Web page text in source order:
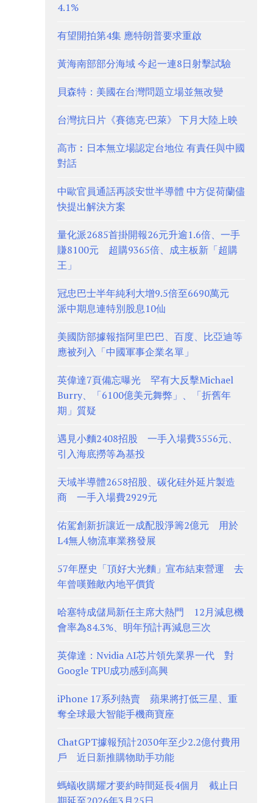
4.1%
有望開拍第4集 應特朗普要求重啟
黃海南部部分海域 今起一連8日射擊試驗
貝森特：美國在台灣問題立場並無改變
台灣抗日片《賽德克·巴萊》 下月大陸上映
高市︰日本無立場認定台地位 有責任與中國
對話
中歐官員通話再談安世半導體 中方促荷蘭儘
快提出解決方案
量化派2685首掛開報26元升逾1.6倍、一手
賺8100元 超購9365倍、成主板新「超購
王」
冠忠巴士半年純利大增9.5倍至6690萬元
派中期息連特別股息10仙
美國防部據報指阿里巴巴、百度、比亞迪等
應被列入「中國軍事企業名單」
英偉達7頁備忘曝光 罕有大反擊Michael
Burry、「6100億美元舞弊」、「折舊年
期」質疑
遇見小麵2408招股 一手入場費3556元、
引入海底撈等為基投
天域半導體2658招股、碳化硅外延片製造
商 一手入場費2929元
佑駕創新折讓近一成配股淨籌2億元 用於
L4無人物流車業務發展
57年歷史「頂好大光麵」宣布結束營運 去
年曾嘆難敵內地平價貨
哈塞特成儲局新任主席大熱門 12月減息機
會率為84.3%、明年預計再減息三次
英偉達：Nvidia AI芯片領先業界一代 對
Google TPU成功感到高興
iPhone 17系列熱賣 蘋果將打低三星、重
奪全球最大智能手機商寶座
ChatGPT據報預計2030年至少2.2億付費用
戶 近日新推購物助手功能
螞蟻收購耀才要約時間延長4個月 截止日